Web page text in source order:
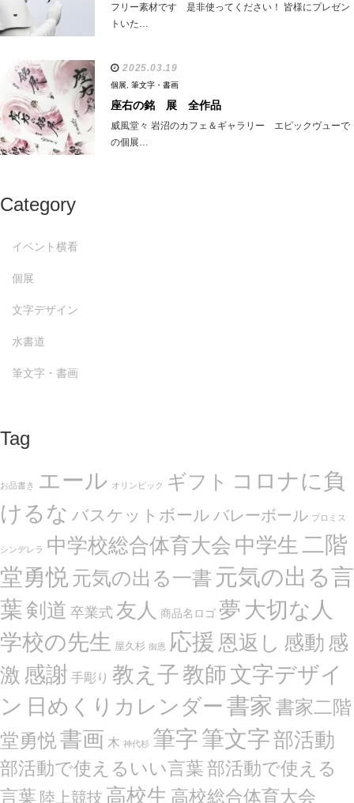
フリー素材です 是非使ってください！ 皆様にプレゼン
トいた…
2025.03.19
個展 筆文字・書画
座右の銘 展 全作品
威風堂々 岩沼のカフェ＆ギャラリー エピックヴューで
の個展…
Category
イベント横看
個展
文字デザイン
水書道
筆文字・書画
Tag
お品書き エール オリンピック ギフト コロナに負
けるな バスケットボール バレーボール プロミス
シンデレラ 中学校総合体育大会 中学生 二階
堂勇悦 元気の出る一書 元気の出る言
葉剣道 卒業式 友人 商品名ロゴ 夢 大切な人
学校の先生 屋久杉 御恩 応援 恩返し 感動 感
激 感謝 手彫り 教え子教師文字デザイ
ン 日めくりカレンダー 書家 書家二階
堂勇悦書画 木 神代杉 筆字筆文字部活動
部活動で使えるいい言葉部活動で使える
言葉 陸上競技 高校生 高校総合体育大会